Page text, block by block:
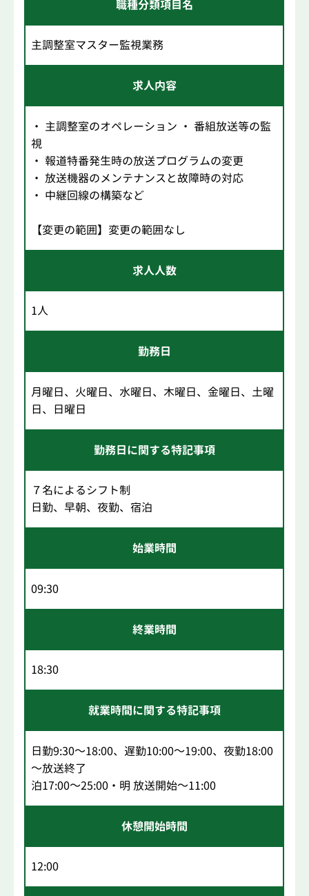
職種分類項目名
主調整室マスター監視業務
求人内容
・ 主調整室のオペレーション ・ 番組放送等の監
視
・ 報道特番発生時の放送プログラムの変更
・ 放送機器のメンテナンスと故障時の対応
・ 中継回線の構築など
【変更の範囲】変更の範囲なし
求人人数
1人
勤務日
月曜日、火曜日、水曜日、木曜日、金曜日、土曜
日、日曜日
勤務日に関する特記事項
７名によるシフト制
日勤、早朝、夜勤、宿泊
始業時間
09:30
終業時間
18:30
就業時間に関する特記事項
日勤9:30～18:00、遅勤10:00～19:00、夜勤18:00
～放送終了
泊17:00～25:00・明 放送開始～11:00
休憩開始時間
12:00